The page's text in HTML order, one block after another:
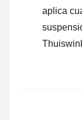
aplica